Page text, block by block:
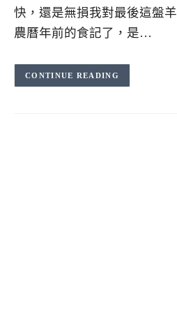
快，還是無損我對最後這盤
農曆年前的食記了，是…
CONTINUE READING